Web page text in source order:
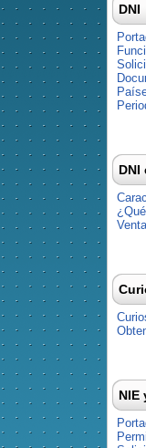
DNI
DNI
NIE